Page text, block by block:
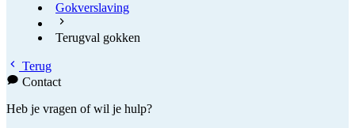
Gokverslaving
Terugval gokken
Terug
Contact
Heb je vragen of wil je hulp?